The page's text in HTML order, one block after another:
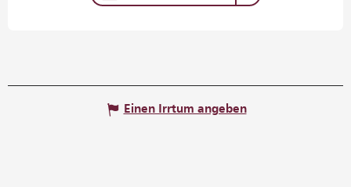
Einen Irrtum angeben